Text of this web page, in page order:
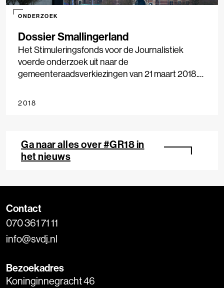
Dossier Smallingerland
ONDERZOEK
Het Stimuleringsfonds voor de Journalistiek
voerde onderzoek uit naar de
gemeenteraadsverkiezingen van 21 maart 2018.
Amsterdam tot Smallingerland, waarbij we keken
lokaal nieuws wordt geconsumeerd en in
hoeverre media(gebruik) van invloed is op
Windesheim.
2018
Ga naar alles over #GR18 in
het nieuws
Contact
070 361 71 11
info@svdj.nl
Bezoekadres
Koninginnegracht 46